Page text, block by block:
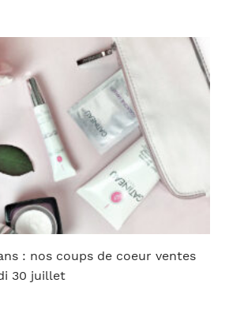
: nos coups de coeur ventes
30 juillet